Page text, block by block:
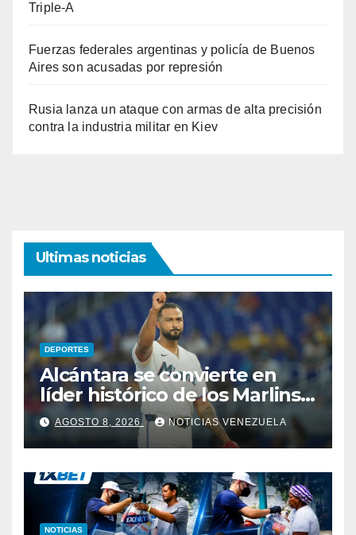
Triple-A
Fuerzas federales argentinas y policía de Buenos
Aires son acusadas por represión
Rusia lanza un ataque con armas de alta precisión
contra la industria militar en Kiev
Ultimas noticias
DEPORTES
Alcántara se convierte en
líder histórico de los Marlins
en innings
AGOSTO 8, 2026 NOTICIAS VENEZUELA
NOTICIAS